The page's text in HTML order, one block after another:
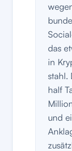
das
in
stahl.
half
und